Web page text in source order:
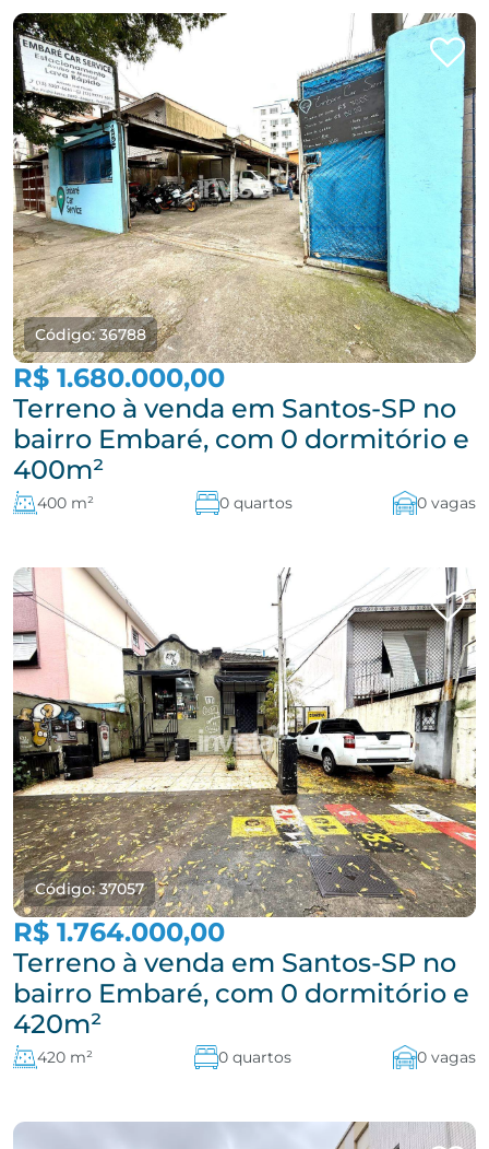
Código: 36788
R$ 1.680.000,00
Terreno à venda em Santos-SP no
bairro Embaré, com 0 dormitório e
400m²
400 m² 0 quartos 0 vagas
Código: 37057
R$ 1.764.000,00
Terreno à venda em Santos-SP no
bairro Embaré, com 0 dormitório e
420m²
420 m² 0 quartos 0 vagas